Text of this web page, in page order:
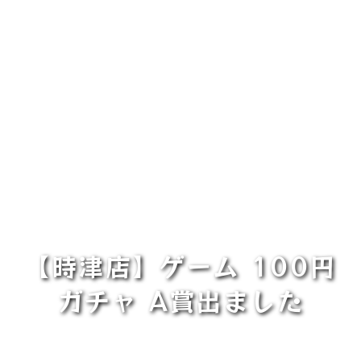
【時津店】ゲーム 100円
ガチャ A賞出ました